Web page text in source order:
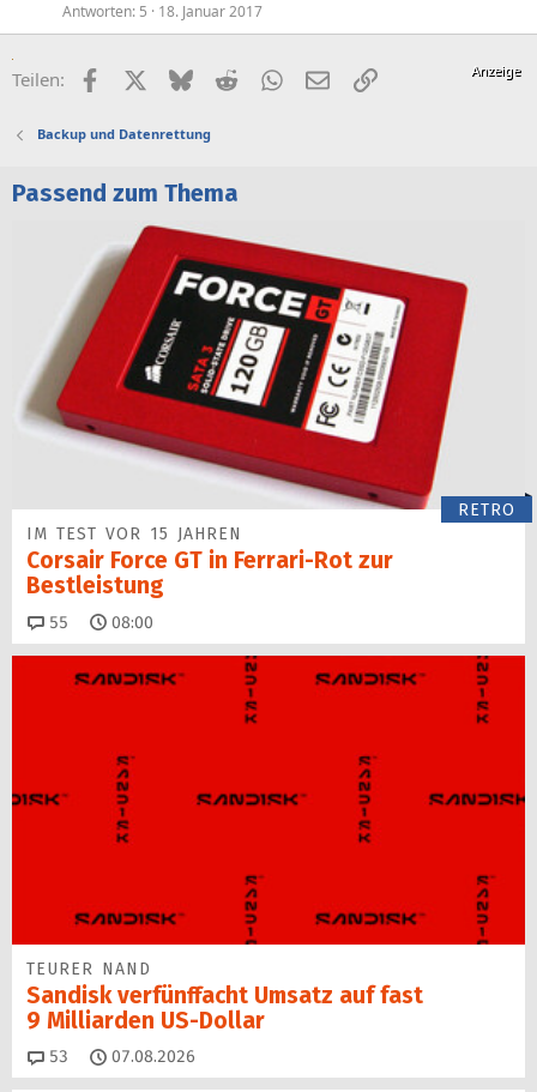
Antworten 5 18. Januar 2017
Teilen: FacebookX (Twitter)
BlueskyRedditWhatsApp
E-MailLink
Backup und Datenrettung
Passend zum Thema
RETRO
IM TEST VOR 15 JAHREN
Corsair Force GT in Ferrari-Rot zur
Bestleistung
55 Kommentare
08:00
TEURER NAND
Sandisk verfünffacht Umsatz auf fast
9 Milliarden US-Dollar
53 Kommentare
07.08.2026